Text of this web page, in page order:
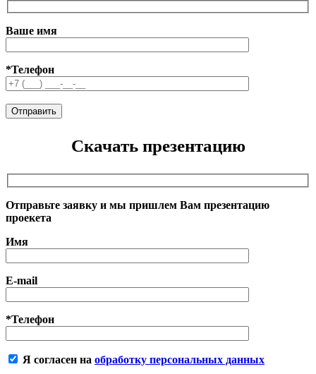
Ваше имя
*Телефон
Скачать презентацию
Отправьте заявку и мы пришлем Вам презентацию
проекета
Имя
E-mail
*Телефон
Я согласен на обработку персональных данных